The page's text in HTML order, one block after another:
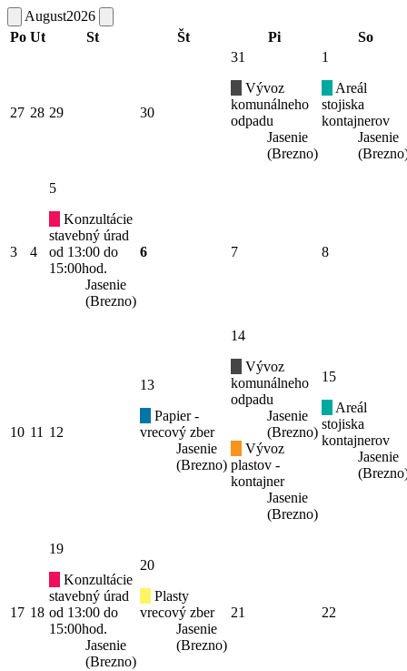
August2026
Po Ut St Št Pi So
27 28 29 30
31
Vývoz
komunálneho
odpadu
Jasenie
(Brezno)
1
Areál
stojiska
kontajnerov
Jasenie
3 4
5
Konzultácie
stavebný úrad
od 13:00 do
15:00hod.
Jasenie
(Brezno)
6 7 8
10 11 12
13
Papier -
vrecový zber
Jasenie
(Brezno)
14
Vývoz
komunálneho
odpadu
Jasenie
(Brezno)
Vývoz
plastov -
kontajner
Jasenie
(Brezno)
15
Areál
stojiska
kontajnerov
Jasenie
17 18
19
Konzultácie
stavebný úrad
od 13:00 do
15:00hod.
Jasenie
(Brezno)
20
Plasty
vrecový zber
Jasenie
(Brezno)
21 22